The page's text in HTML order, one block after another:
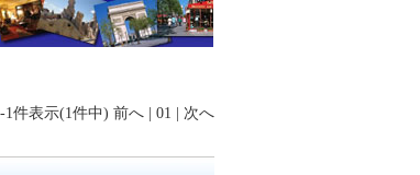
1件表示(1件中) 前へ | 01 | 次へ